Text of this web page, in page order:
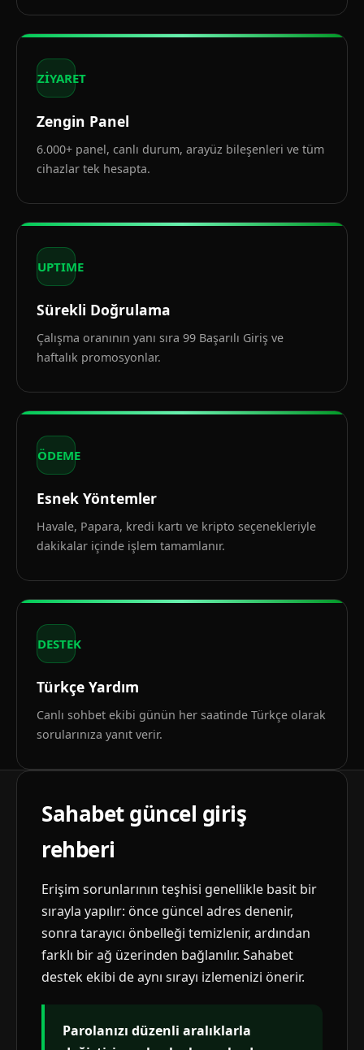
ZİYARET
Zengin Panel
6.000+ panel, canlı durum, arayüz bileşenleri ve tüm
cihazlar tek hesapta.
UPTIME
Sürekli Doğrulama
Çalışma oranının yanı sıra 99 Başarılı Giriş ve
haftalık promosyonlar.
ÖDEME
Esnek Yöntemler
Havale, Papara, kredi kartı ve kripto seçenekleriyle
dakikalar içinde işlem tamamlanır.
DESTEK
Türkçe Yardım
Canlı sohbet ekibi günün her saatinde Türkçe olarak
sorularınıza yanıt verir.
Sahabet güncel giriş
rehberi
Erişim sorunlarının teşhisi genellikle basit bir
sırayla yapılır: önce güncel adres denenir,
sonra tarayıcı önbelleği temizlenir, ardından
farklı bir ağ üzerinden bağlanılır. Sahabet
destek ekibi de aynı sırayı izlemenizi önerir.
Parolanızı düzenli aralıklarla